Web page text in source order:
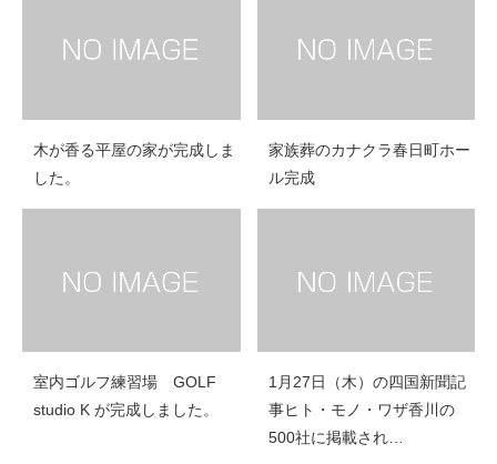
木が香る平屋の家が完成しま
した。
家族葬のカナクラ春日町ホー
ル完成
室内ゴルフ練習場 GOLF
studio K が完成しました。
1月27日（木）の四国新聞記
事ヒト・モノ・ワザ香川の
500社に掲載され…